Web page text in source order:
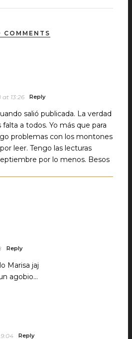
COMMENTS
at 13:26 Reply
salió publicada. La verdad
a todos. Yo más que para
problemas con los montones
leer. Tengo las lecturas
por lo menos. Besos
Reply
Marisa jaj
agobio…
Reply